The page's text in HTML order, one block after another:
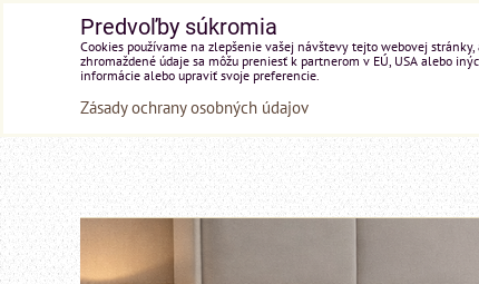
Predvoľby súkromia
Cookies používame na zlepšenie vašej návštevy tejto webovej
zhromaždené údaje sa môžu preniesť k partnerom v EÚ, USA alebo
informácie alebo upraviť svoje preferencie.
Zásady ochrany osobných údajov